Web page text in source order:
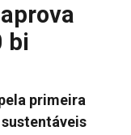
bi
primeira